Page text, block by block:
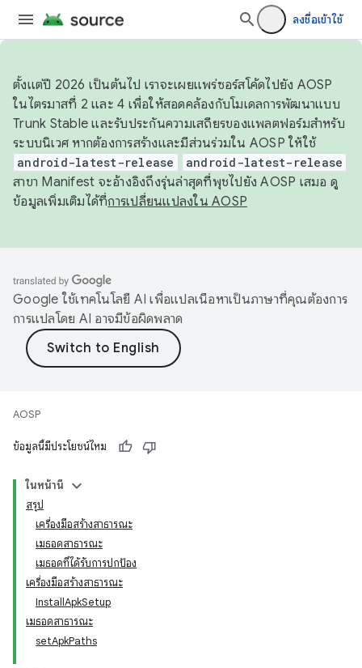
ลงชื่อเข้าใช้
ตั้งแต่ปี 2026 เป็นต้นไป เราจะเผยแพร่ซอร์สโค้ดไปยัง AOSP
ในไตรมาสที่ 2 และ 4 เพื่อให้สอดคล้องกับโมเดลการพัฒนาแบบ
Trunk Stable และรับประกันความเสถียรของแพลตฟอร์มสำหรับ
ระบบนิเวศ หากต้องการสร้างและมีส่วนร่วมใน AOSP ให้ใช้
android-latest-release android-latest-release
สาขา Manifest จะอ้างอิงถึงรุ่นล่าสุดที่พุชไปยัง AOSP เสมอ ดู
ข้อมูลเพิ่มเติมได้ที่การเปลี่ยนแปลงใน AOSP
Google ใช้เทคโนโลยี AI เพื่อแปลเนื้อหาเป็นภาษาที่คุณต้องการ
การแปลโดย AI อาจมีข้อผิดพลาด
AOSP
ข้อมูลนี้มีประโยชน์ไหม
ในหน้านี้
สรุป
เครื่องมือสร้างสาธารณะ
เมธอดสาธารณะ
เมธอดที่ได้รับการปกป้อง
เครื่องมือสร้างสาธารณะ
InstallApkSetup
เมธอดสาธารณะ
setApkPaths